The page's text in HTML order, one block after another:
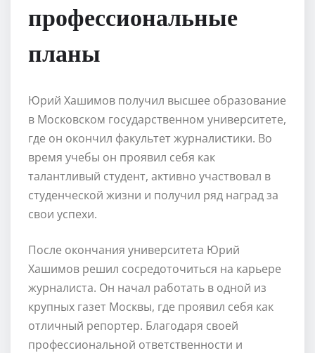
профессиональные
планы
Юрий Хашимов получил высшее образование
в Московском государственном университете,
где он окончил факультет журналистики. Во
время учебы он проявил себя как
талантливый студент, активно участвовал в
студенческой жизни и получил ряд наград за
свои успехи.
После окончания университета Юрий
Хашимов решил сосредоточиться на карьере
журналиста. Он начал работать в одной из
крупных газет Москвы, где проявил себя как
отличный репортер. Благодаря своей
профессиональной ответственности и